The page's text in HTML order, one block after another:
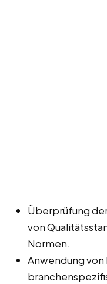
Überprüfung
von
Normen.
Anwendung von